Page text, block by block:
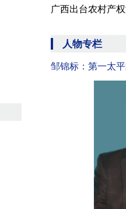
广西出台农村产
人物专栏
邹锦标：第一太